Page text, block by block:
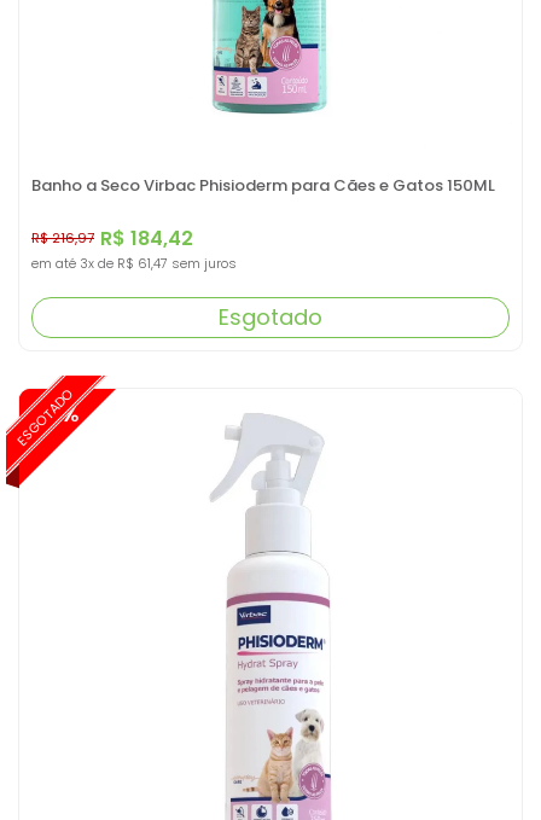
Banho a Seco Virbac Phisioderm para Cães e Gatos 150ML
R$ 184,42
R$ 216,97
em até 3x de R$ 61,47 sem juros
Esgotado
ESGOTADO
-15%